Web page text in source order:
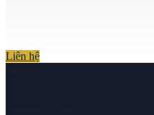
Liên hệ